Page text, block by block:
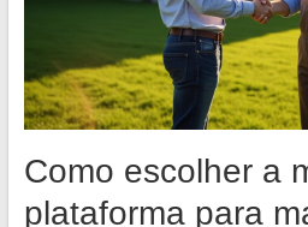
Como escolher a
plataforma para